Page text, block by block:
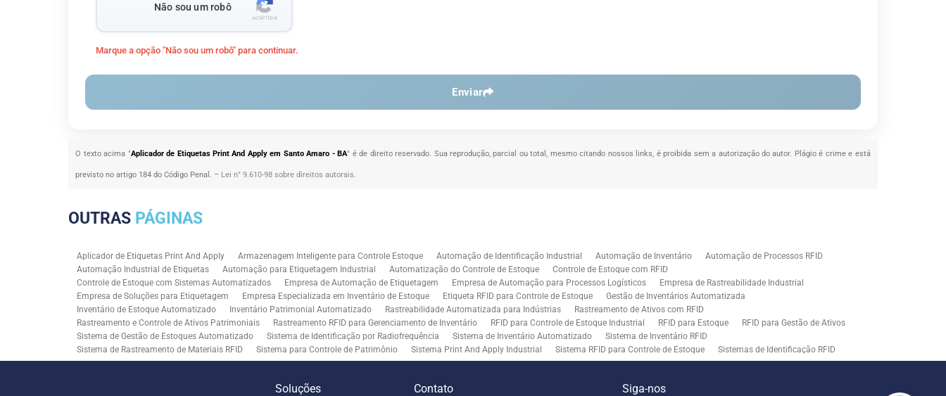
Não sou um robô
Marque a opção "Não sou um robô" para continuar.
Enviar
O texto acima "Aplicador de Etiquetas Print And Apply em Santo Amaro - BA" é de direito reservado. Sua reprodução, parcial ou total, mesmo citando nossos links, é proibida sem a autorização do autor. Plágio é crime e está
previsto no artigo 184 do Código Penal. – Lei n° 9.610-98 sobre direitos autorais.
OUTRAS PÁGINAS
Aplicador de Etiquetas Print And Apply Armazenagem Inteligente para Controle Estoque Automação de Identificação Industrial Automação de Inventário
Automação de Processos RFID
Automação Industrial de Etiquetas
Automação para Etiquetagem Industrial Automatização do Controle de Estoque
Controle de Estoque com RFID
Controle de Estoque com Sistemas Automatizados
Empresa de Automação de Etiquetagem Empresa de Automação para Processos Logísticos
Empresa de Rastreabilidade Industrial
Empresa de Soluções para Etiquetagem
Empresa Especializada em Inventário de Estoque Etiqueta RFID para Controle de Estoque
Gestão de Inventários Automatizada
Inventário de Estoque Automatizado
Inventário Patrimonial Automatizado Rastreabilidade Automatizada para Indústrias
Rastreamento de Ativos com RFID
Rastreamento e Controle de Ativos Patrimoniais
Rastreamento RFID para Gerenciamento de Inventário RFID para Controle de Estoque Industrial RFID para Estoque
RFID para Gestão de Ativos
Sistema de Gestão de Estoques Automatizado
Sistema de Identificação por Radiofrequência Sistema de Inventário Automatizado
Sistema de Inventário RFID
Sistema de Rastreamento de Materiais RFID
Sistema para Controle de Patrimônio Sistema Print And Apply Industrial Sistema RFID para Controle de Estoque
Sistemas de Identificação RFID
Solução RFID para Controle Patrimonial Industrial
Solução RFID para Indústria Soluções de Impressão e Aplicação de Etiquetas
Soluções em Rastreamento RFID
Tecnologia de Middleware para Integração Tecnologia de Middleware e Ferramentas para Integração Middleware para Integração de Sistemas
Soluções Contato Siga-nos